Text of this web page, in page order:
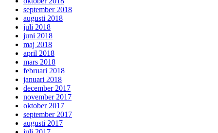
september 2018
augusti 2018
juli 2018
juni 2018
maj 2018
april 2018
mars 2018
februari 2018
januari 2018
december 2017
november 2017
oktober 2017
september 2017
augusti 2017